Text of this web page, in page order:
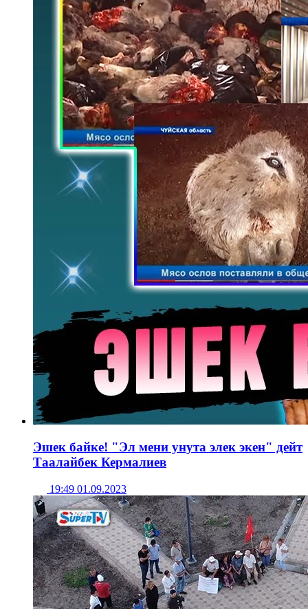
Эшек байке! "Эл мени унута элек экен" дейт
Таалайбек Кермалиев
19:49 01.09.2023